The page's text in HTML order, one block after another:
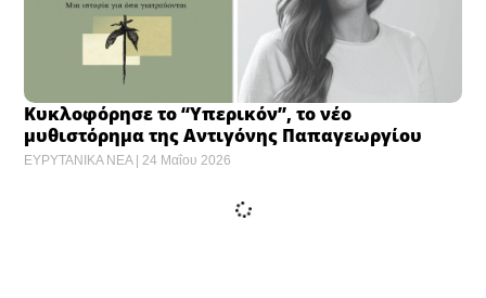
Κυκλοφόρησε το “Υπερικόν”, το νέο
μυθιστόρημα της Αντιγόνης Παπαγεωργίου
ΕΥΡΥΤΑΝΙΚΑ ΝΕΑ 24 Μαΐου 2026
εικονικής πραγματικότητας της Πολεμικής